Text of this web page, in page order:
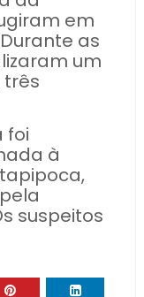
em
as
um
três
foi
à
suspeitos